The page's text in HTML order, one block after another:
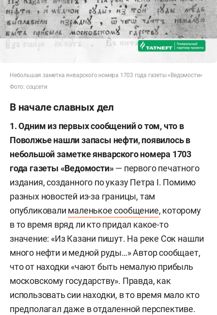
Небольшая заметка январского номера 1703 года газеты «Ведомости»
Фото: соцсети
В начале славных дел
1. Одним из первых сообщений о том, что в
Поволжье нашли запасы нефти, появилось в
небольшой заметке январского номера 1703
года газеты «Ведомости»— первого печатного
издания, созданного по указу Петра I. Помимо
разных новостей из-за границы, там
опубликовали маленькое сообщение, которому
в то время вряд ли кто придал какое-то
значение: «Из Казани пишут. На реке Сок нашли
много нефти и медной руды…» Автор сообщает,
что от находки «чают быть немалую прибыль
московскому государству». Правда, как
использовать сии находки, в то время мало кто
предполагал даже в отдаленной перспективе.